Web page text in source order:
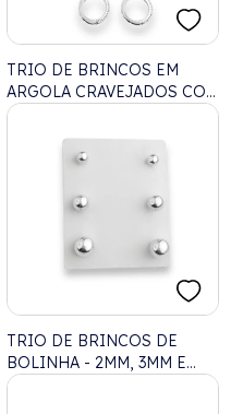
TRIO DE BRINCOS EM
ARGOLA CRAVEJADOS COM
MICROZIRCÔNIA
TRIO DE BRINCOS DE
BOLINHA - 2MM, 3MM E
4MM